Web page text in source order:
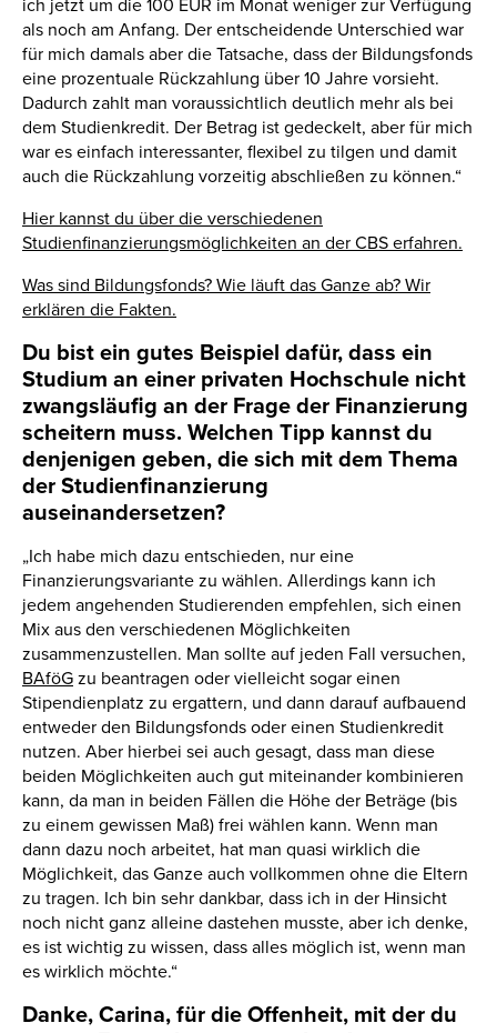
ich jetzt um die 100 EUR im Monat weniger zur Verfügung
als noch am Anfang. Der entscheidende Unterschied war
für mich damals aber die Tatsache, dass der Bildungsfonds
eine prozentuale Rückzahlung über 10 Jahre vorsieht.
Dadurch zahlt man voraussichtlich deutlich mehr als bei
dem Studienkredit. Der Betrag ist gedeckelt, aber für mich
war es einfach interessanter, flexibel zu tilgen und damit
auch die Rückzahlung vorzeitig abschließen zu können.“
Hier kannst du über die verschiedenen
Studienfinanzierungsmöglichkeiten an der CBS erfahren.
Was sind Bildungsfonds? Wie läuft das Ganze ab? Wir
erklären die Fakten.
Du bist ein gutes Beispiel dafür, dass ein
Studium an einer privaten Hochschule nicht
zwangsläufig an der Frage der Finanzierung
scheitern muss. Welchen Tipp kannst du
denjenigen geben, die sich mit dem Thema
der Studienfinanzierung
auseinandersetzen?
„Ich habe mich dazu entschieden, nur eine
Finanzierungsvariante zu wählen. Allerdings kann ich
jedem angehenden Studierenden empfehlen, sich einen
Mix aus den verschiedenen Möglichkeiten
zusammenzustellen. Man sollte auf jeden Fall versuchen,
BAföG zu beantragen oder vielleicht sogar einen
Stipendienplatz zu ergattern, und dann darauf aufbauend
entweder den Bildungsfonds oder einen Studienkredit
nutzen. Aber hierbei sei auch gesagt, dass man diese
beiden Möglichkeiten auch gut miteinander kombinieren
kann, da man in beiden Fällen die Höhe der Beträge (bis
zu einem gewissen Maß) frei wählen kann. Wenn man
dann dazu noch arbeitet, hat man quasi wirklich die
Möglichkeit, das Ganze auch vollkommen ohne die Eltern
zu tragen. Ich bin sehr dankbar, dass ich in der Hinsicht
noch nicht ganz alleine dastehen musste, aber ich denke,
es ist wichtig zu wissen, dass alles möglich ist, wenn man
es wirklich möchte.“
Danke, Carina, für die Offenheit, mit der du